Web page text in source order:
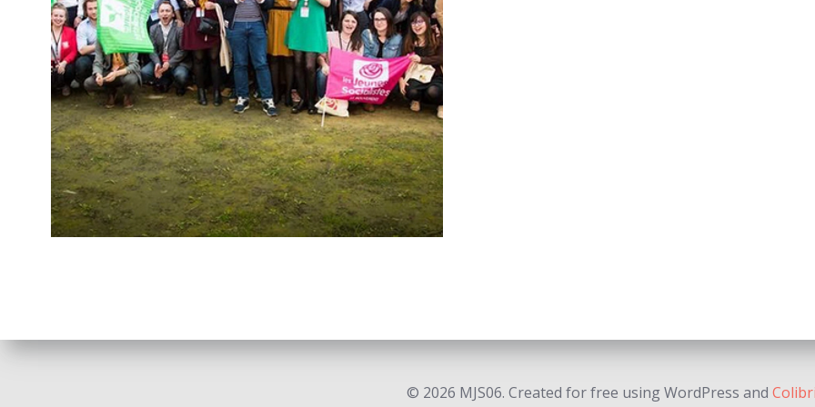
© 2026 MJS06. Created for free using WordPress and